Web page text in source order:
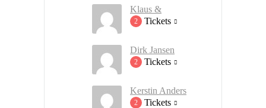
Klaus &
2 Tickets
Dirk Jansen
2 Tickets
Kerstin Anders
2 Tickets